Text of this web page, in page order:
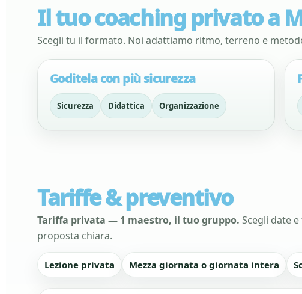
Il tuo coaching privato a
Scegli tu il formato. Noi adattiamo ritmo, terreno e
Goditela con più sicurezza
Sicurezza Didattica Organizzazione
Tariffe & preventivo
Tariffa privata — 1 maestro, il tuo gruppo. Scegli date
proposta chiara.
Lezione privata Mezza giornata o giornata intera